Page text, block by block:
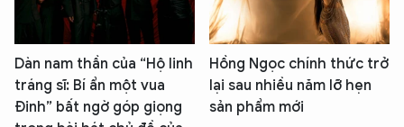
Dàn nam thần của “Hộ linh
tráng sĩ: Bí ẩn một vua
Đinh” bất ngờ góp giọng
Hồng Ngọc chính thức trở
lại sau nhiều năm lỡ hẹn
sản phẩm mới